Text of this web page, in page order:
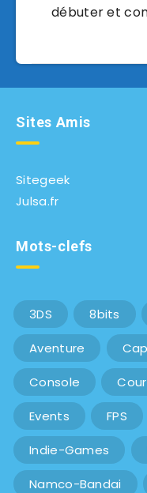
débuter et
Sites Amis
Sitegeek
Julsa.fr
Mots-clefs
3DS 8bits
Aventure
Console
Events FPS
Indie-Games
Namco-Bandai